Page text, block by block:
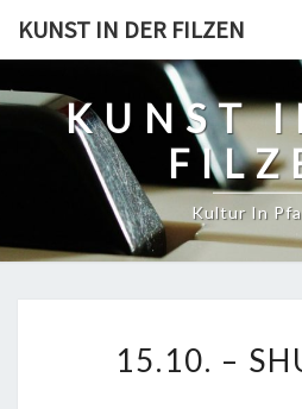
KUNST IN DER FILZEN
KUNST
Kultur In
–
15.10. –